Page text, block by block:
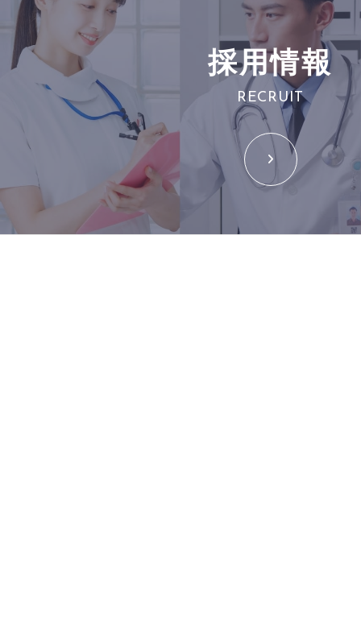
採用情報
RECRUIT